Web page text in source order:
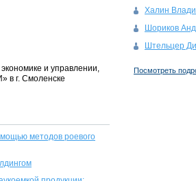
и управлении,
в г. Смоленске
методов роевого
Халин
Шориков
Штельцер
Посмотреть